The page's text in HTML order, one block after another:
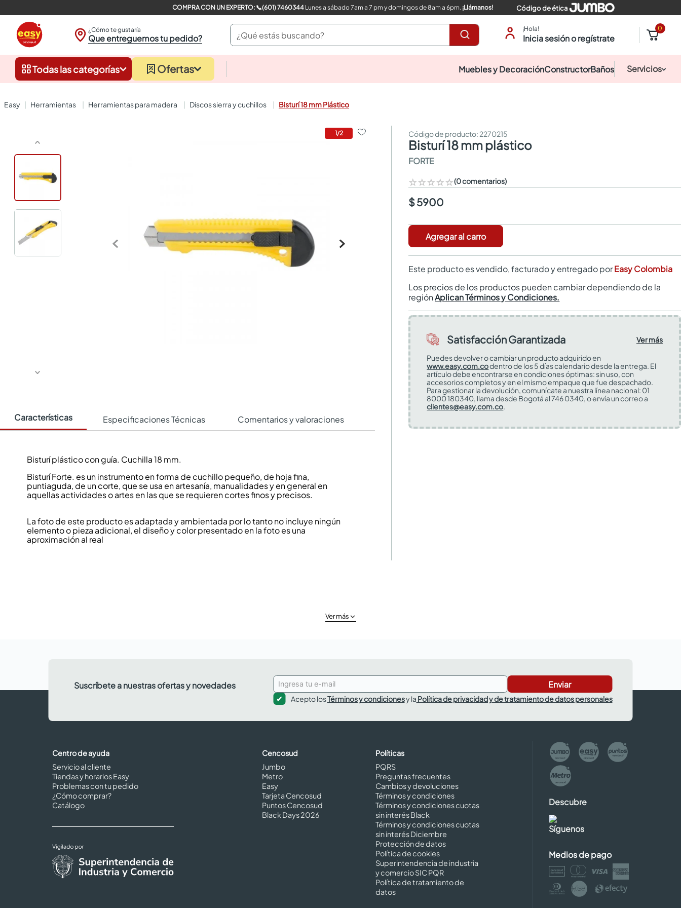
COMPRA CON UN EXPERTO: 📞(601) 7460344Lunes a sábado 7am a 7 pm y domingos de 8am a 6pm. ¡Llámanos! Código de ética
¿Cómo te gustaría
Que entreguemos tu pedido?
¿Qué estás buscando? ¡Hola!
Inicia sesión o regístrate
0
Todas las categorías Ofertas Muebles y DecoraciónConstructorBaños Servicios
herramientas herramientas para madera discos sierra y cuchillos Bisturí 18 mm Plástico
1/2
Características Especificaciones Técnicas Comentarios y valoraciones
Bisturí plástico con guía. Cuchilla 18 mm.
Bisturí Forte. es un instrumento en forma de cuchillo pequeño, de hoja fina,
puntiaguda, de un corte, que se usa en artesanía, manualidades y en general en
aquellas actividades o artes en las que se requieren cortes finos y precisos.
La foto de este producto es adaptada y ambientada por lo tanto no incluye ningún
elemento o pieza adicional, el diseño y color presentado en la foto es una
aproximación al real
: 2270215
bisturí 18 mm plástico
FORTE
☆☆☆☆☆(0 comentarios)
$ 5900
Agregar al carro
Este producto es vendido, facturado y entregado porEasy Colombia
Los precios de los productos pueden cambiar dependiendo de la
regiónAplican Términos y Condiciones.
Satisfacción Garantizada
Ver más
Puedes devolver o cambiar un producto adquirido en
www.easy.com.codentro de los 5 días calendario desde la entrega. El
artículo debe encontrarse en condiciones óptimas: sin uso, con
accesorios completos y en el mismo empaque que fue despachado.
Para gestionar la devolución, comunícate a nuestra línea nacional: 01
8000 180340, llama desde Bogotá al 746 0340, o envía un correo a
clientes@easy.com.co.
Ver más
Suscríbete a nuestras ofertas y novedades Enviar
Acepto losTérminos y condicionesy la Política de privacidad y de tratamiento de datos personales
Centro de ayuda
Servicio al cliente
Tiendas y horarios Easy
Problemas con tu pedido
¿Cómo comprar?
Catálogo
Cencosud
Jumbo
Metro
Easy
Tarjeta Cencosud
Puntos Cencosud
Black Days 2026
Políticas
PQRS
Preguntas frecuentes
Cambios y devoluciones
Términos y condiciones
Términos y condiciones cuotas
sin interés Black
Términos y condiciones cuotas
sin interés Diciembre
Protección de datos
Política de cookies
Superintendencia de industria
y comercio SIC PQR
Política de tratamiento de
datos
Descubre
Síguenos
Medios de pago
closet
sanitarios